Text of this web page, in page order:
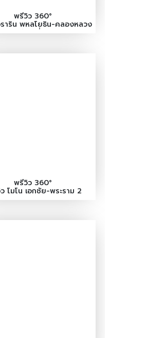
พรีวิว 360°
าริน พหลโยธิน-คลองหลวง
(บ้านเดี่ยว)
พรีวิว 360°
โมโน เอกชัย-พระราม 2